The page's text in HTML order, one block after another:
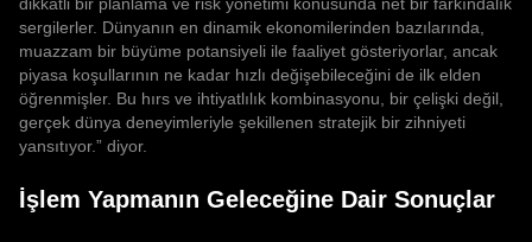
sergilerler. Dünyanın en dinamik ekonomilerinden bazılarında,
muazzam bir büyüme potansiyeli ile faaliyet gösteriyorlar, ancak
piyasa koşullarının ne kadar hızlı değişebileceğini de ilk elden
öğrenmişler. Bu hırs ve ihtiyatlılık kombinasyonu, bir çelişki değil,
gerçek dünya deneyimleriyle şekillenen stratejik bir zihniyeti
yansıtıyor.” diyor.
İşlem Yapmanın Geleceğine Dair Sonuçlar